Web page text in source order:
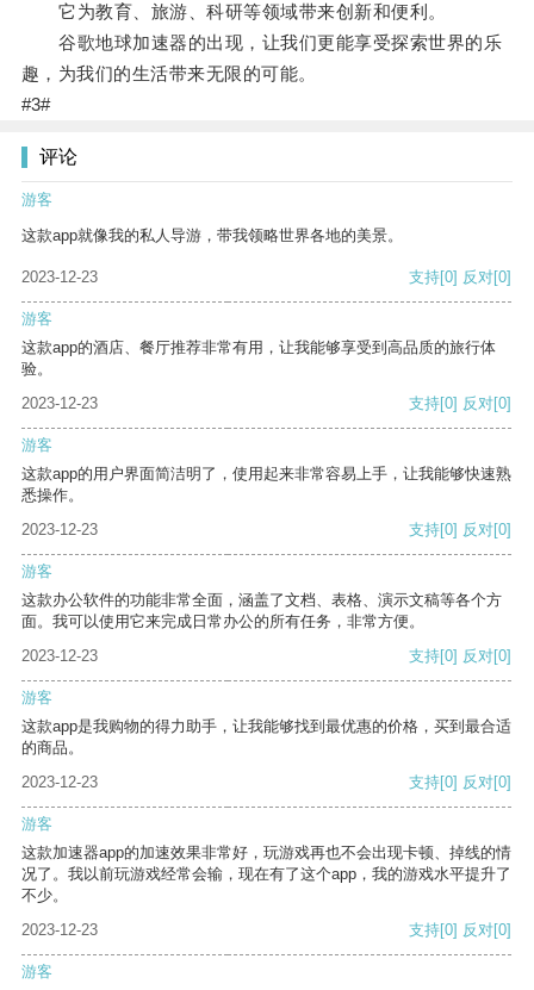
它为教育、旅游、科研等领域带来创新和便利。
谷歌地球加速器的出现，让我们更能享受探索世界的乐
趣，为我们的生活带来无限的可能。
#3#
评论
游客
这款app就像我的私人导游，带我领略世界各地的美景。
2023-12-23 支持[0] 反对[0]
游客
这款app的酒店、餐厅推荐非常有用，让我能够享受到高品质的旅行体
验。
2023-12-23
支持[0] 反对[0]
游客
这款app的用户界面简洁明了，使用起来非常容易上手，让我能够快速熟
悉操作。
2023-12-23
支持[0] 反对[0]
游客
这款办公软件的功能非常全面，涵盖了文档、表格、演示文稿等各个方
面。我可以使用它来完成日常办公的所有任务，非常方便。
2023-12-23
支持[0] 反对[0]
游客
这款app是我购物的得力助手，让我能够找到最优惠的价格，买到最合适
的商品。
2023-12-23
支持[0] 反对[0]
游客
这款加速器app的加速效果非常好，玩游戏再也不会出现卡顿、掉线的情
况了。我以前玩游戏经常会输，现在有了这个app，我的游戏水平提升了
不少。
2023-12-23
支持[0] 反对[0]
游客